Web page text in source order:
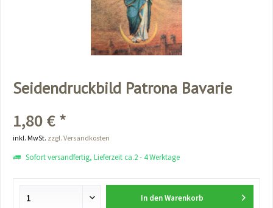
Seidendruckbild Patrona Bavarie
1,80 € *
inkl. MwSt. zzgl. Versandkosten
Sofort versandfertig, Lieferzeit ca.2 - 4 Werktage
In den Warenkorb